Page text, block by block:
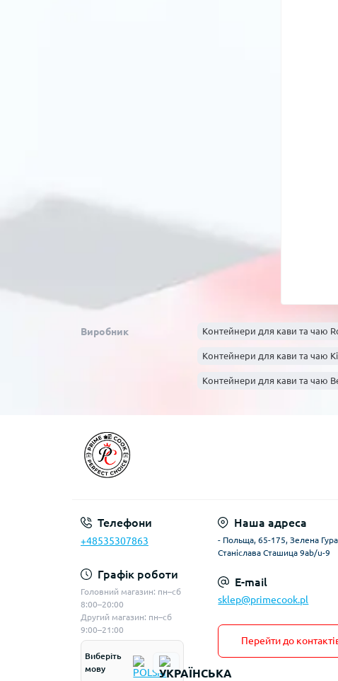
Виробник Контейнери для кави та чаю
Контейнери для кави та чаю
Контейнери для кави та чаю
Телефони
+48535307863
Графік роботи
Головний магазин: пн–сб
8:00–20:00
Другий магазин: пн–сб
9:00–21:00
Виберіть
мову
Наша адреса
- Польща, 65-175, Зелена
Станіслава Сташица 9ab/u-9
E-mail
sklep@primecook.pl
Перейти до